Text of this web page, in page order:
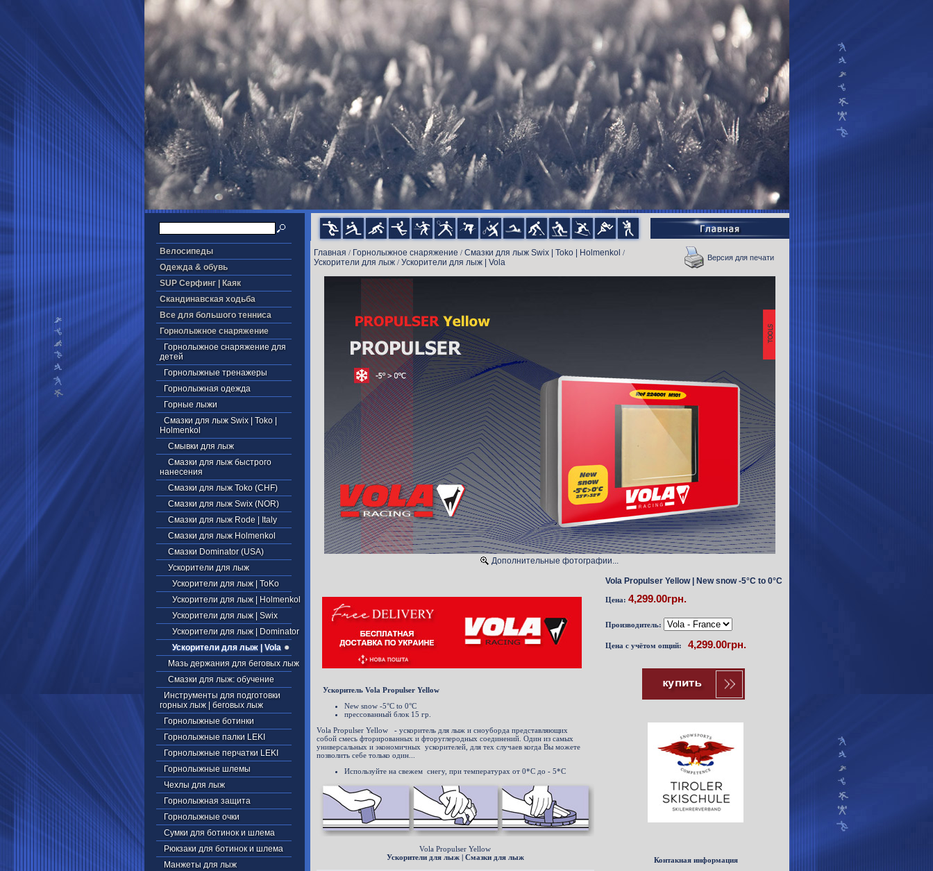
Велосипеды
Одежда & обувь
SUP Серфинг | Каяк
Скандинавская ходьба
Все для большого тенниса
Горнолыжное снаряжение
Горнолыжное снаряжение для
детей
Горнолыжные тренажеры
Горнолыжная одежда
Горные лыжи
Смазки для лыж Swix | Toko |
Holmenkol
Смывки для лыж
Смазки для лыж быстрого
нанесения
Смазки для лыж Toko (CHF)
Смазки для лыж Swix (NOR)
Смазки для лыж Rode | Italy
Смазки для лыж Holmenkol
Смазки Dominator (USA)
Ускорители для лыж
Ускорители для лыж | ToKo
Ускорители для лыж | Holmenkol
Ускорители для лыж | Swix
Ускорители для лыж | Dominator
Ускорители для лыж | Vola
Мазь держания для беговых лыж
Смазки для лыж: обучение
Инструменты для подготовки
горных лыж | беговых лыж
Горнолыжные ботинки
Горнолыжные палки LEKI
Горнолыжные перчатки LEKI
Горнолыжные шлемы
Чехлы для лыж
Горнолыжная защита
Горнолыжные очки
Сумки для ботинок и шлема
Рюкзаки для ботинок и шлема
Манжеты для лыж
Главная / Горнолыжное снаряжение / Смазки для лыж Swix | Toko | Holmenkol /
Ускорители для лыж / Ускорители для лыж | Vola Версия для печати
Дополнительные фотографии...
Ускоритель Vola Propulser Yellow
New snow -5°C to 0°C
прессованный блок 15 гр.
Vola Propulser Yellow
- ускоритель для лыж и сноуборда представляющих
собой cмесь фторированных и фторуглеродных соединений. Один из самых
универсальных и экономичных ускорителей, для тех случаев когда Вы можете
позволить себе только один...
Используйте на свежем снегу, при температурах от 0*C до - 5*C
Vola Propulser Yellow
Ускорители для лыж | Смазки для лыж
Vola Propulser Yellow | New snow -5°C to 0°C
Цена: 4,299.00грн.
Производитель:
Цена с учётом опций:
Контакная информация